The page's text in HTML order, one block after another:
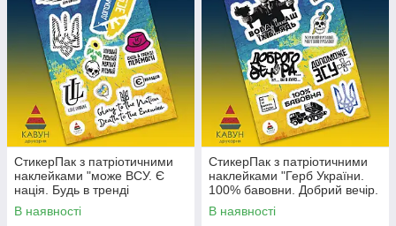
СтикерПак з патріотичними
наклейками "може ВСУ. Є
нація. Будь в тренді
перемоги. Love Ukraine"
В наявності
СтикерПак з патріотичними
наклейками "Герб України.
100% бавовни. Добрий вечір.
Допоможе ВСУ. Мертвий
російський".
В наявності